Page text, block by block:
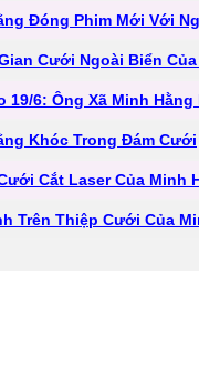
Đóng Phim Mới Với
Cưới Ngoài Biển
19/6: Ông Xã Minh Hằng
Khóc Trong Đám Cưới
Cắt Laser Của Minh
Trên Thiệp Cưới Của